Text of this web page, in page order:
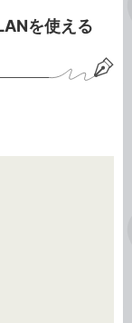
を使える